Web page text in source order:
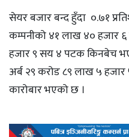
सेयर बजार बन्द हुँदा ०.७१
कम्पनीको ४१ लाख ४० हजार
हजार ९ सय ४ पटक किनबेच
अर्ब २९ करोड ८९ लाख ५
कारोबार भएको छ ।